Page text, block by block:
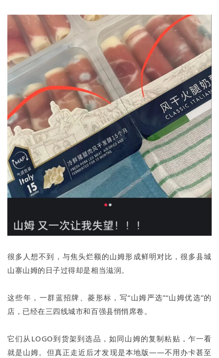
很多人想不到，与焦头烂额的山姆形成鲜明对比，很多县城
山寨山姆的日子过得却是相当滋润。
这些年，一群蓝招牌、菱形标，写“山姆严选”“山姆优选”的
店，已经在三四线城市和百强县悄悄席卷。
它们从LOGO到货架到选品，如同山姆的复制粘贴，乍一看
就是山姆。但真正走近后才发现是本地版——不用办卡甚至